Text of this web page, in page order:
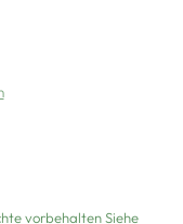
vorbehalten Siehe